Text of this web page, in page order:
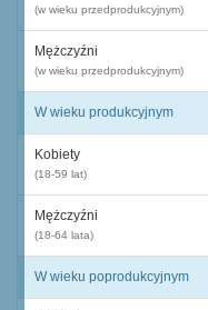
(w wieku przedprodukcyjnym)
Mężczyźni
(w wieku przedprodukcyjnym)
W wieku produkcyjnym
Kobiety
(18-59 lat)
Mężczyźni
(18-64 lata)
W wieku poprodukcyjnym